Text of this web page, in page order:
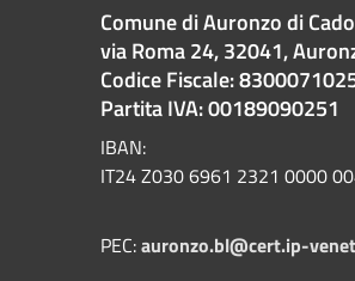
Comune di Auronzo di
via Roma 24, 32041,
Codice Fiscale:
Partita IVA: 00189090251
IBAN:
IT24 Z030 6961 2321 0000
PEC:auronzo.bl@cert.ip-